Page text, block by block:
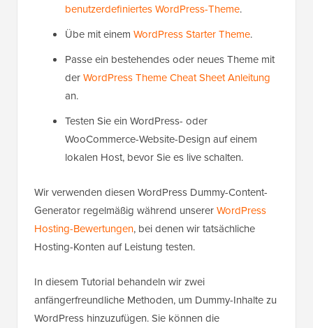
benutzerdefiniertes WordPress-Theme.
Übe mit einem WordPress Starter Theme.
Passe ein bestehendes oder neues Theme mit
derWordPress Theme Cheat Sheet Anleitung
an.
Testen Sie ein WordPress- oder
WooCommerce-Website-Design auf einem
lokalen Host, bevor Sie es live schalten.
Wir verwenden diesen WordPress Dummy-Content-
Generator regelmäßig während unsererWordPress
Hosting-Bewertungen, bei denen wir tatsächliche
Hosting-Konten auf Leistung testen.
In diesem Tutorial behandeln wir zwei
anfängerfreundliche Methoden, um Dummy-Inhalte zu
WordPress hinzuzufügen. Sie können die